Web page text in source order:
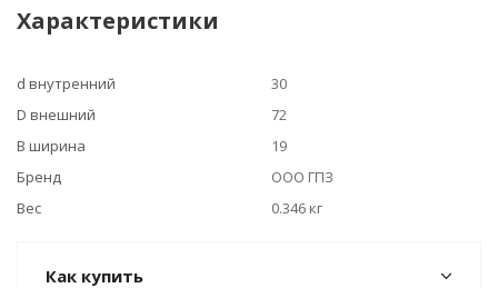
Характеристики
d внутренний
30
D внешний
72
B ширина
19
Бренд
ООО ГПЗ
Вес
0.346 кг
Как купить